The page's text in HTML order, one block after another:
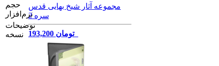
مجموعه آثار شیخ بهایی قدس
سره 2
193,200 تومان
حجم
نرم‌افزار
توضیحات
نسخه
• نمایش متن